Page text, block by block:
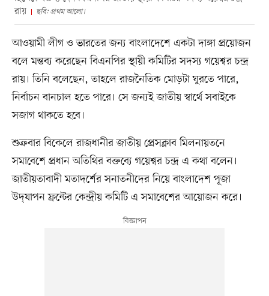
রায়
ছবি: প্রথম আলো।
আওয়ামী লীগ ও ভারতের জন্য বাংলাদেশে একটা দাঙ্গা প্রয়োজন
বলে মন্তব্য করেছেন বিএনপির স্থায়ী কমিটির সদস্য গয়েশ্বর চন্দ্র
রায়। তিনি বলেছেন, তাহলে রাজনৈতিক মোড়টা ঘুরতে পারে,
নির্বাচন বানচাল হতে পারে। সে জন্যই জাতীয় স্বার্থে সবাইকে
সজাগ থাকতে হবে।
শুক্রবার বিকেলে রাজধানীর জাতীয় প্রেসক্লাব মিলনায়তনে
সমাবেশে প্রধান অতিথির বক্তব্যে গয়েশ্বর চন্দ্র এ কথা বলেন।
জাতীয়তাবাদী মতাদর্শের সনাতনীদের নিয়ে বাংলাদেশ পূজা
উদ্‌যাপন ফ্রন্টের কেন্দ্রীয় কমিটি এ সমাবেশের আয়োজন করে।